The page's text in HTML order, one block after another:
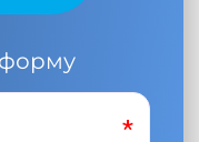
форму